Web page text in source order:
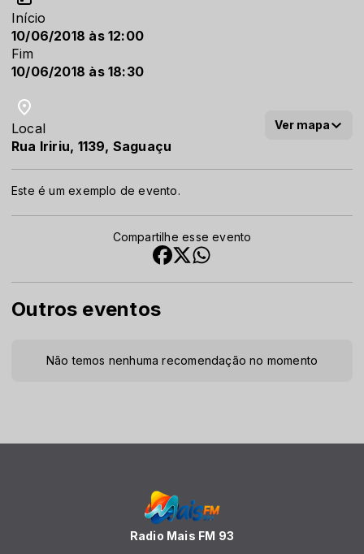
Início
10/06/2018 às 12:00
Fim
10/06/2018 às 18:30
Local
Rua Iririu, 1139, Saguaçu
Ver mapa
Este é um exemplo de evento.
Outros eventos
Não temos nenhuma recomendação no momento
Compartilhe esse evento
Radio Mais FM 93